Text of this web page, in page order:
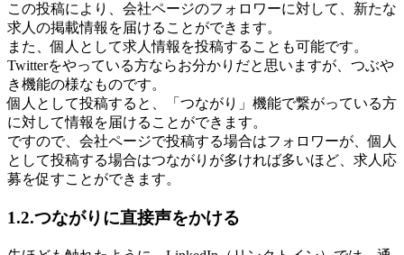
この投稿により、会社ページのフォロワーに対して、新たな
求人の掲載情報を届けることができます。
また、個人として求人情報を投稿することも可能です。
Twitterをやっている方ならお分かりだと思いますが、つぶや
き機能の様なものです。
個人として投稿すると、「つながり」機能で繋がっている方
に対して情報を届けることができます。
ですので、会社ページで投稿する場合はフォロワーが、個人
として投稿する場合はつながりが多ければ多いほど、求人応
募を促すことができます。
1.2.つながりに直接声をかける